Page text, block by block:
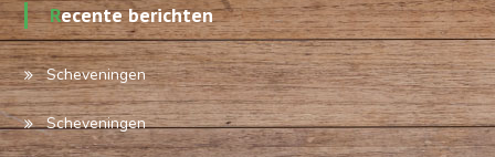
Recente berichten
Scheveningen
Scheveningen